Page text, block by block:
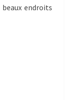
endroits